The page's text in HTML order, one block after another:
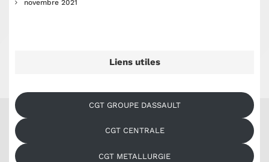
novembre 2021
Liens utiles
CGT GROUPE DASSAULT
CGT CENTRALE
CGT METALLURGIE